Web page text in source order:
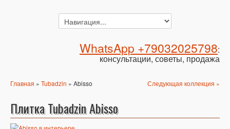
WhatsApp +79032025798:
консультации, советы, продажа
Главная » Tubadzin » Abisso Следующая коллекция »
Плитка Tubadzin Abisso